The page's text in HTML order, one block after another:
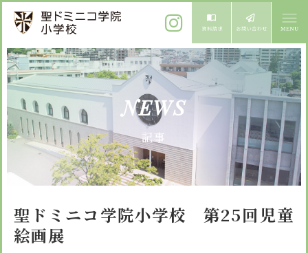
ご挨拶
校長メッセージ
先生からメッセージ
教育方針
教育方針 心・礼・知
心の育成
礼の育成
知の育成
募集案内
体験入学
学校紹介
学校生活
施設紹介
NEWS
記事
聖ドミニコ学院小学校 第25回児童
絵画展